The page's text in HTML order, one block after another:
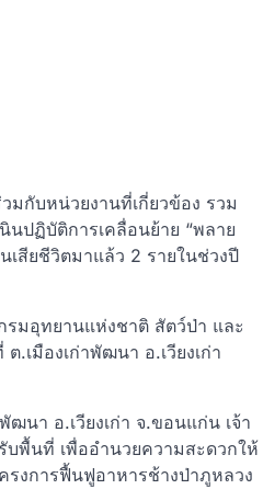
กับหน่วยงานที่เกี่ยวข้อง รวม
ปฏิบัติการเคลื่อนย้าย “พลาย
สียชีวิตมาแล้ว 2 รายในช่วงปี
มอุทยานแห่งชาติ สัตว์ป่า และ
เมืองเก่าพัฒนา อ.เวียงเก่า
นา อ.เวียงเก่า จ.ขอนแก่น เจ้า
พื้นที่ เพื่ออำนวยความสะดวกให้
รงการฟื้นฟูอาหารช้างป่าภูหลวง